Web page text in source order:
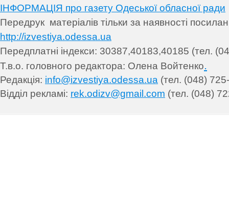
ІНФОРМАЦІЯ про газету Одеської обласної ради
Передрук матеріалів тільки за наявності
http://izvestiya.odessa.ua
Передплатні індекси: 30387,40183,40185 (тел.
Т.в.о. головного редактора: Олена Войтенко.
Редакція: info@izvestiya.odessa.ua (тел. (048)
Відділ рекламі: rek.odizv@gmail.com (тел. (048)